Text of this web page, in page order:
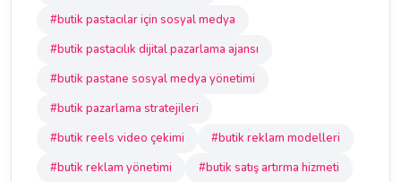
#butik pastacılar için sosyal medya
#butik pastacılık dijital pazarlama ajansı
#butik pastane sosyal medya yönetimi
#butik pazarlama stratejileri
#butik reels video çekimi
#butik reklam modelleri
#butik reklam yönetimi
#butik satış artırma hizmeti